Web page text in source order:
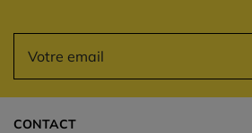
CONTACT